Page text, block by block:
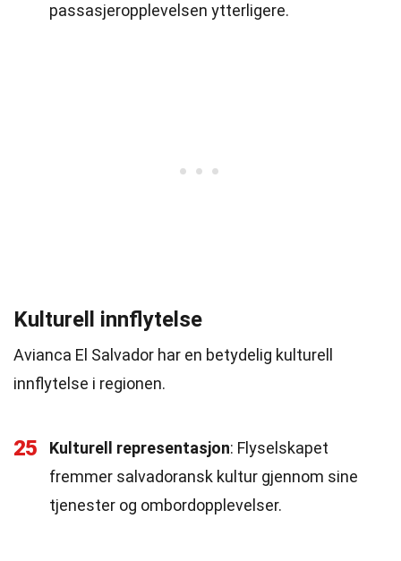
passasjeropplevelsen ytterligere.
Kulturell innflytelse
Avianca El Salvador har en betydelig kulturell
innflytelse i regionen.
25 Kulturell representasjon: Flyselskapet
fremmer salvadoransk kultur gjennom sine
tjenester og ombordopplevelser.